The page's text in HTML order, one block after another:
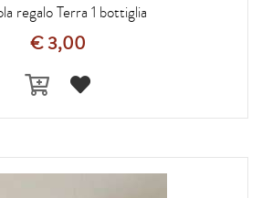
regalo Terra 1 bottiglia
€ 3,00